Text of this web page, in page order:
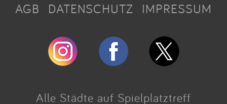
AGB DATENSCHUTZ IMPRESSUM
Alle Städte auf Spielplatztreff